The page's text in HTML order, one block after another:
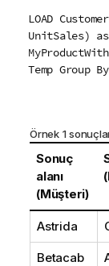
LOAD
UnitSales) as
Temp Group
Örnek 1
Sonuç
alanı
(Müşteri)
Astrida
Betacab